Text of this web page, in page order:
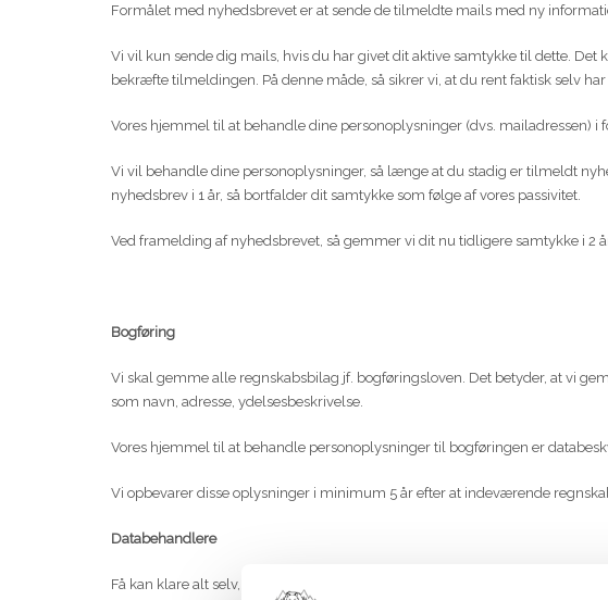
Formålet med nyhedsbrevet er at sende de tilmeldte mails med ny
Vi vil kun sende dig mails, hvis du har givet dit aktive samtykke til dette.
bekræfte tilmeldingen. På denne måde, så sikrer vi, at du rent faktisk selv
Vores hjemmel til at behandle dine personoplysninger (dvs. mailadressen)
Vi vil behandle dine personoplysninger, så længe at du stadig er tilmeldt
nyhedsbrev i 1 år, så bortfalder dit samtykke som følge af vores passivitet.
Ved framelding af nyhedsbrevet, så gemmer vi dit nu tidligere samtykke i 2
Bogføring
Vi skal gemme alle regnskabsbilag jf. bogføringsloven. Det betyder, at vi
som navn, adresse, ydelsesbeskrivelse.
Vores hjemmel til at behandle personoplysninger til bogføringen er
Vi opbevarer disse oplysninger i minimum 5 år efter at indeværende
Databehandlere
Få kan klare alt selv, og det samme gælder os. Vi har derfor